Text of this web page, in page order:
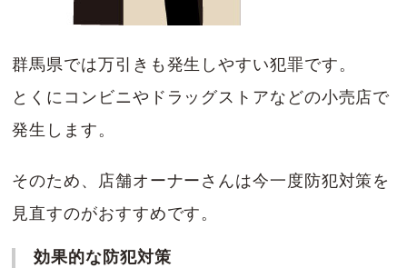
群馬県では万引きも発生しやすい犯罪です。
とくにコンビニやドラッグストアなどの小売店で
発生します。
そのため、店舗オーナーさんは今一度防犯対策を
見直すのがおすすめです。
効果的な防犯対策